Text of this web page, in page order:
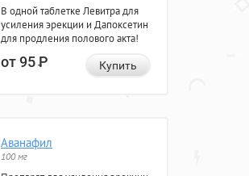
В одной таблетке Левитра для
усиления эрекции и Дапоксетин
для продления полового акта!
от 95Р Купить
Аванафил
100 мг